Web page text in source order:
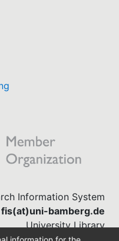
Information System
fis(at)uni-bamberg.de
University Library